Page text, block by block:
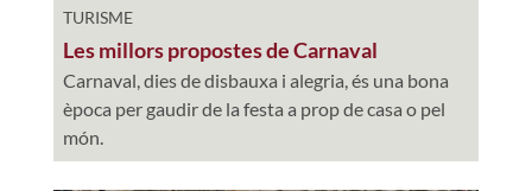
TURISME
Les millors propostes de Carnaval
Carnaval, dies de disbauxa i alegria, és una bona
època per gaudir de la festa a prop de casa o pel
món.